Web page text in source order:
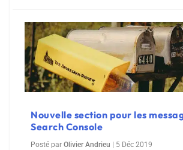
Nouvelle section pour les
Search Console
Posté par Olivier Andrieu 5 Déc 2019